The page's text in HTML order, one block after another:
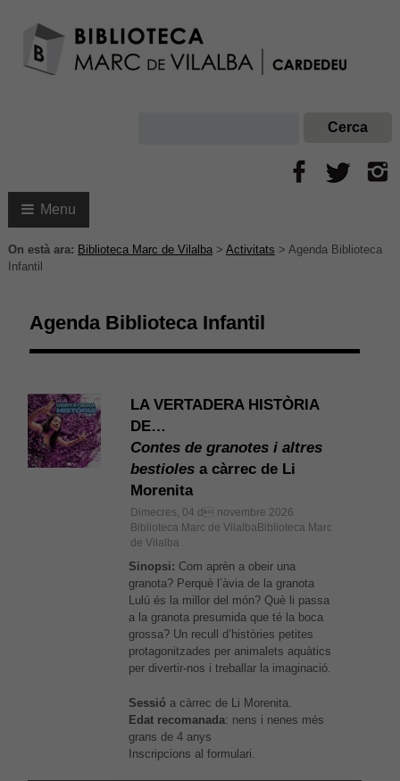
Menu
On està ara: Biblioteca Marc de Vilalba> Activitats > Agenda Biblioteca
Infantil
Agenda Biblioteca Infantil
LA VERTADERA HISTÒRIA
DE…
Contes de granotes i altres
bestioles a càrrec de Li
Morenita
Dimecres, 04 d novembre 2026
Biblioteca Marc de VilalbaBiblioteca Marc
de Vilalba
Sinopsi: Com aprèn a obeir una
granota? Perquè l’àvia de la granota
Lulú és la millor del món? Què li passa
a la granota presumida que té la boca
grossa? Un recull d’històries petites
protagonitzades per animalets aquàtics
per divertir-nos i treballar la imaginació.
Sessióa càrrec de Li Morenita.
Edat recomanada: nens i nenes més
grans de 4 anys
Inscripcions al formulari.